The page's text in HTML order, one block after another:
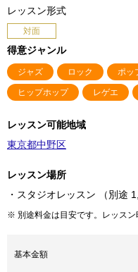
レッスン形式
対面
得意ジャンル
ジャズ ロック ポッ
ヒップホップ レゲエ
レッスン可能地域
東京都中野区
レッスン場所
・スタジオレッスン （別途
※ 別途料金は目安です。レッスン
基本金額